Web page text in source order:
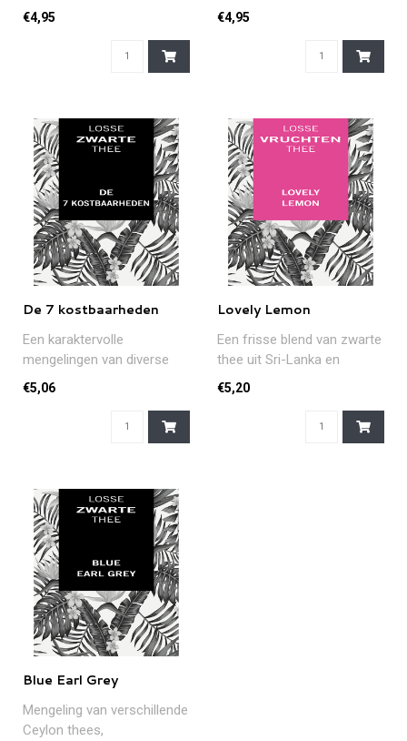
aroma van perzik en
abrikoos, ..
€4,95
bergamotolie...
€4,95
De 7 kostbaarheden
Een karaktervolle
mengelingen van diverse
theeën en 'kostbaarheden'
zoals rozen..
€5,06
Lovely Lemon
Een frisse blend van zwarte
thee uit Sri-Lanka en
stukjes citroenschil...
€5,20
Blue Earl Grey
Mengeling van verschillende
Ceylon thees,